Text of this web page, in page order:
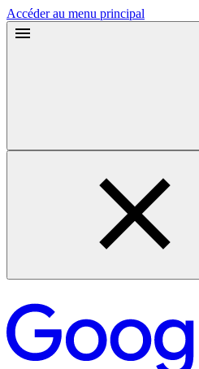
Accéder au menu principal